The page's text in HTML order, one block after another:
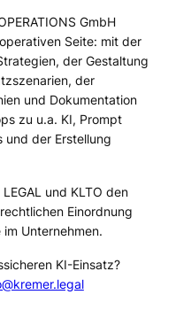
GmbH
Seite: mit der
der Gestaltung
der
und Dokumentation
zu u.a. KI, Prompt
und der Erstellung
und KLTO den
Einordnung
Unternehmen.
KI-Einsatz?